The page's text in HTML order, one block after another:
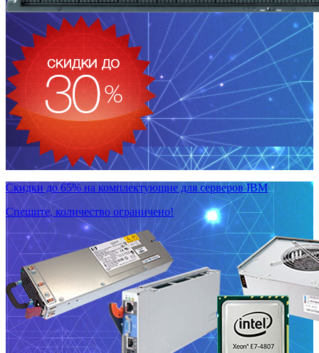
Скидки до 65% на комплектующие для серверов IBM
Спешите, количество ограничено!